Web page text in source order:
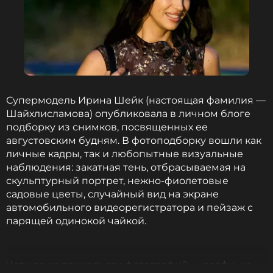
Биография, последние новости
и многое другое >
Балерина призналась, что сейчас не понимает, как
словам, именно из-за затянувшейся истории ей
пришлось самостоятельно восстановить жилье
перед продажей.
Квартира в центре Санкт-Петербурга досталась
Волочковой в подарок от бывшего
возлюбленного, бизнесмена Сулеймана
Керимова, в 2001 году.
Ранее Анастасия Волочкова
Балерина заявила, что их связывают
Супермодель Ирина Шейк (настоящая фамилия —
Шайхлисламова) опубликовала в личном блоге
подборку из снимков, посвященных ее
августовским будням. В фотоподборку вошли как
личные кадры, так и любопытные визуальные
наблюдения: закатная тень, отбрасываемая на
скульптурный портрет, нежно-фиолетовые
садовые цветы, случайный вид на экране
автомобильного видеорегистратора и пейзаж с
парящей одинокой чайкой.
Четыре из тринадцати фотографий — селфи, на